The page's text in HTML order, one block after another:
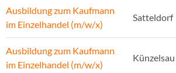
Ausbildung zum Kaufmann
im Einzelhandel (m/w/x)
Satteldorf
Ausbildung zum Kaufmann
im Einzelhandel (m/w/x)
Künzelsau